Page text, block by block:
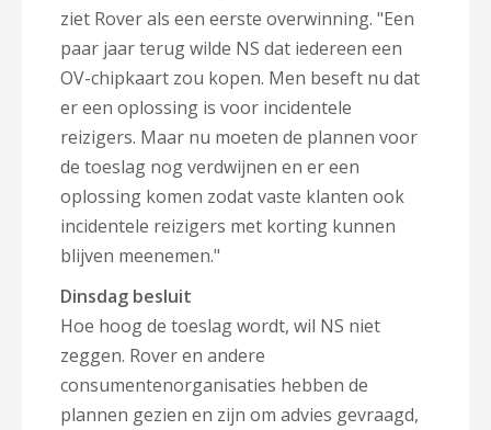
ziet Rover als een eerste overwinning. "Een
paar jaar terug wilde NS dat iedereen een
OV-chipkaart zou kopen. Men beseft nu dat
er een oplossing is voor incidentele
reizigers. Maar nu moeten de plannen voor
de toeslag nog verdwijnen en er een
oplossing komen zodat vaste klanten ook
incidentele reizigers met korting kunnen
blijven meenemen."
Dinsdag besluit
Hoe hoog de toeslag wordt, wil NS niet
zeggen. Rover en andere
consumentenorganisaties hebben de
plannen gezien en zijn om advies gevraagd,